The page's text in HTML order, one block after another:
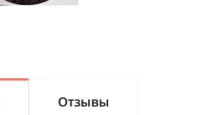
Отзывы